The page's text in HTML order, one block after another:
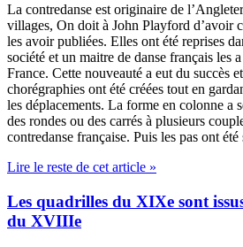
La contredanse est originaire de
villages, On doit à John Playford d’avoir
les avoir publiées. Elles ont été reprises
société et un maitre de danse français les
France. Cette nouveauté a eut du succès
chorégraphies ont été créées tout en
les déplacements. La forme en colonne a
des rondes ou des carrés à plusieurs
contredanse française. Puis les pas ont
Lire le reste de cet article »
Les quadrilles du XIXe sont
du XVIIIe